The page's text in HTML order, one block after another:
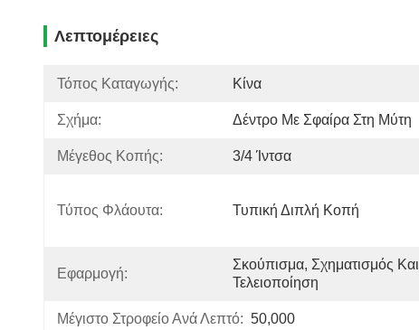
Λεπτομέρειες
Τόπος Καταγωγής: Κίνα
Σχήμα: Δέντρο Με Σφαίρα Στη Μύτη
Μέγεθος Κοπής: 3/4 Ίντσα
Τύπος Φλάουτα: Τυπική Διπλή Κοπή
Εφαρμογή:
Σκούπισμα, Σχηματισμός Και
Τελειοποίηση
Μέγιστο Στροφείο Ανά Λεπτό: 50,000